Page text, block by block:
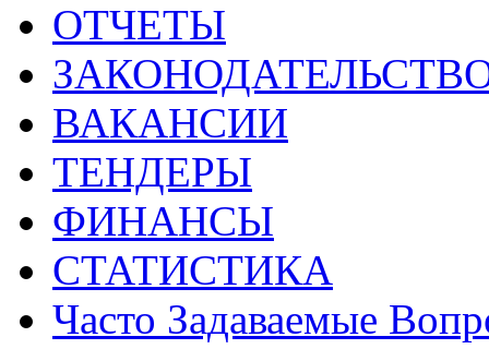
ОТЧЕТЫ
ВАКАНСИИ
ТЕНДЕРЫ
ФИНАНСЫ
СТАТИСТИКА
Часто Задаваемые